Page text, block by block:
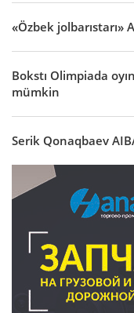
«Özbek jolbarıstarı»
Bokstı Olimpiada
mümkin
Serik Qonaqbaev